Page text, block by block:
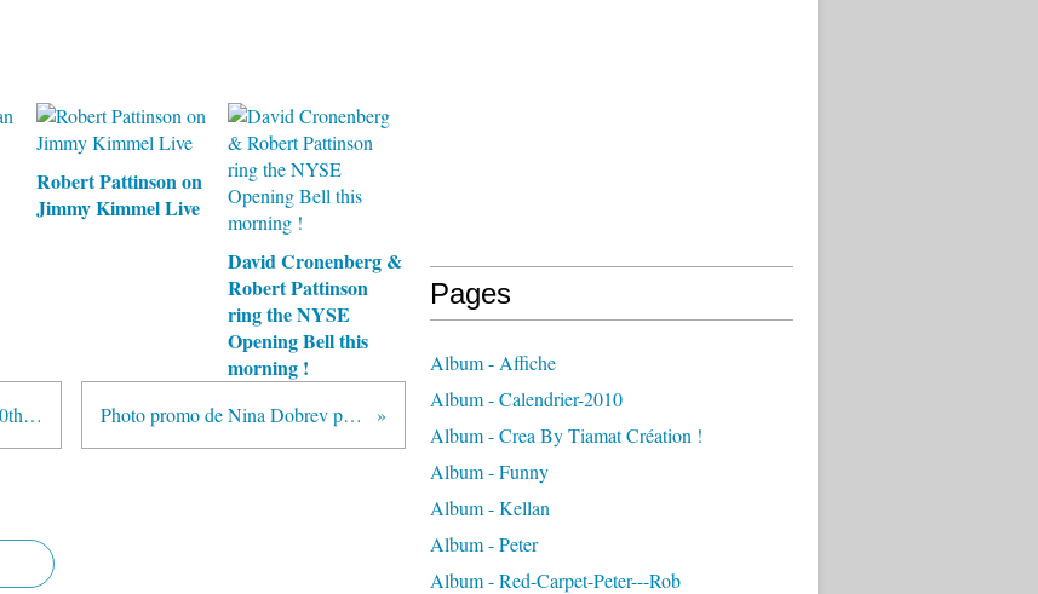
Robert Pattinson on
Jimmy Kimmel Live
David Cronenberg &
Robert Pattinson
ring the NYSE
Opening Bell this
morning !
Photos de Nikki at 7 For All Mankind 10th Anniversary Celebration ! Photo promo de Nina Dobrev pour Vampire Diaries !
Pages
Album - Affiche
Album - Calendrier-2010
Album - Crea By Tiamat Création !
Album - Funny
Album - Kellan
Album - Peter
Album - Red-Carpet-Peter---Rob